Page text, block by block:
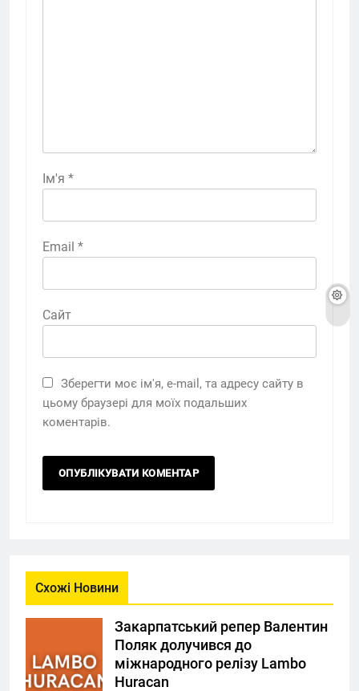
Ім'я *
Email *
Сайт
Зберегти моє ім'я, e-mail, та адресу сайту в
цьому браузері для моїх подальших
коментарів.
Схожі Новини
Закарпатський репер Валентин
Поляк долучився до
міжнародного релізу Lambo
Huracan